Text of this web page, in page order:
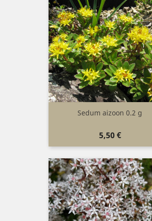
Sedum aizoon 0.2 g
Prix
5,50 €